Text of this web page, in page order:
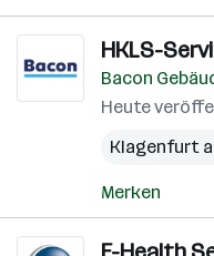
HKLS-
Bacon
Heute
Klagenfurt
Merken